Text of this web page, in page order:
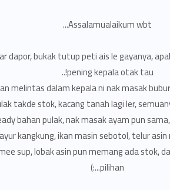
Assalamualaikum wbt...
dapor, bukak tutup peti ais le gayanya,
pening kepala otak tau!..
melintas dalam kepala ni nak masak
takde stok, kacang tanah lagi ler,
bahan pulak, nak masak ayam pun
kangkung, ikan masin sebotol, telur
sup, lobak asin pun memang ada stok,
pilihan...:)